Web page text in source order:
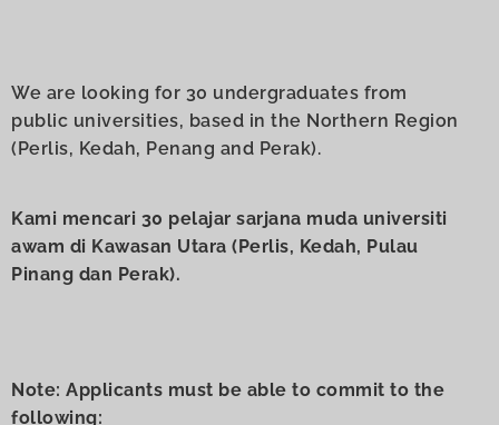
We are looking for 30 undergraduates from
public universities, based in the Northern Region
(Perlis, Kedah, Penang and Perak).
Kami mencari 30 pelajar sarjana muda universiti
awam di Kawasan Utara (Perlis, Kedah, Pulau
Pinang dan Perak).
Note: Applicants must be able to commit to the
following: